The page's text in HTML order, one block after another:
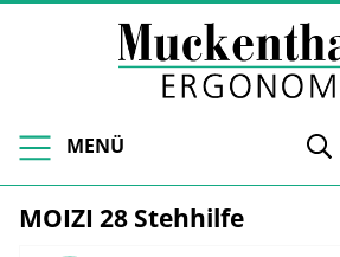
MENÜ
MOIZI 28 Stehhilfe